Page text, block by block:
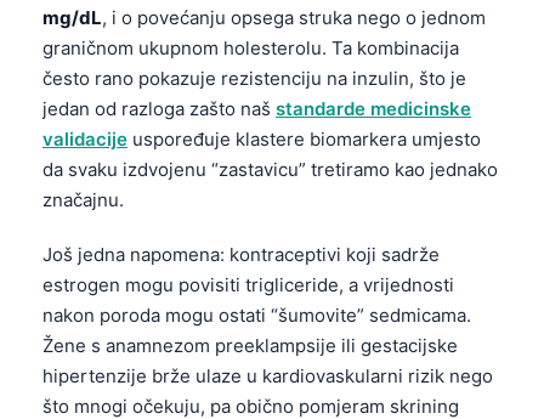
mg/dL, i o povećanju opsega struka nego o jednom
graničnom ukupnom holesterolu. Ta kombinacija
često rano pokazuje rezistenciju na inzulin, što je
jedan od razloga zašto naš standarde medicinske
validacije uspoređuje klastere biomarkera umjesto
da svaku izdvojenu “zastavicu” tretiramo kao jednako
značajnu.
Još jedna napomena: kontraceptivi koji sadrže
estrogen mogu povisiti trigliceride, a vrijednosti
nakon poroda mogu ostati “šumovite” sedmicama.
Žene s anamnezom preeklampsije ili gestacijske
hipertenzije brže ulaze u kardiovaskularni rizik nego
što mnogi očekuju, pa obično pomjeram skrining